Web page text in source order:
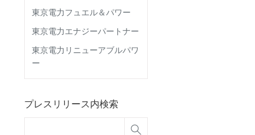
東京電力フュエル＆パワー
東京電力エナジーパートナー
東京電力リニューアブルパワ
ー
プレスリリース内検索